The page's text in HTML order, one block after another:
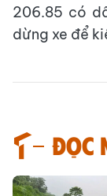
206.85 có
dừng xe để
Đọc